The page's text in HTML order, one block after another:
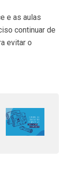
e as aulas
continuar de
evitar o